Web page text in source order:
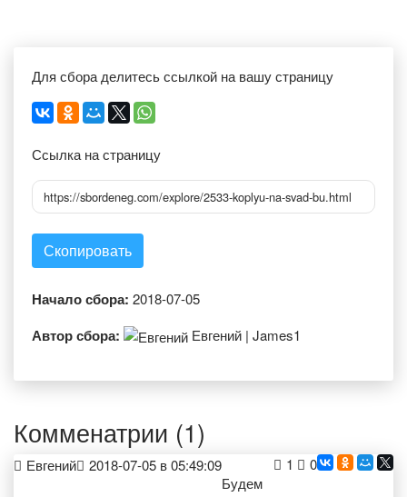
Для сбора делитесь ссылкой на вашу страницу
Ссылка на страницу
https://sbordeneg.com/explore/2533-koplyu-na-svad-bu.html
Скопировать
Начало сбора: 2018-07-05
Автор сбора: Евгений | James1
Комменатрии (1)
Евгений 2018-07-05 в 05:49:09 1
0
Будем